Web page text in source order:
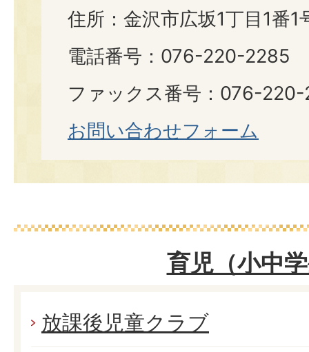
住所：金沢市広坂1丁目1番1
電話番号：076-220-2285
ファックス番号：076-
お問い合わせフォーム
育児（小中
放課後児童クラブ